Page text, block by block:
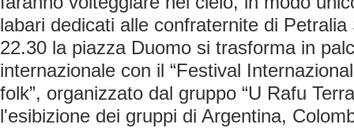
labari dedicati alle confraternite di
22.30 la piazza Duomo si trasforma in
internazionale con il “Festival
folk”, organizzato dal gruppo “U Rafu
l'esibizione dei gruppi di Argentina,